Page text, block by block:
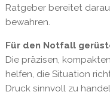
Ratgeber bereitet
bewahren.
Für den Notfall
Die präzisen,
helfen, die Situation
Druck sinnvoll zu